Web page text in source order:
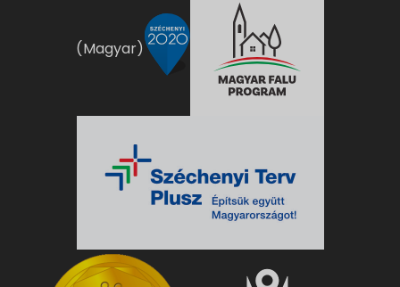
(Magyar)